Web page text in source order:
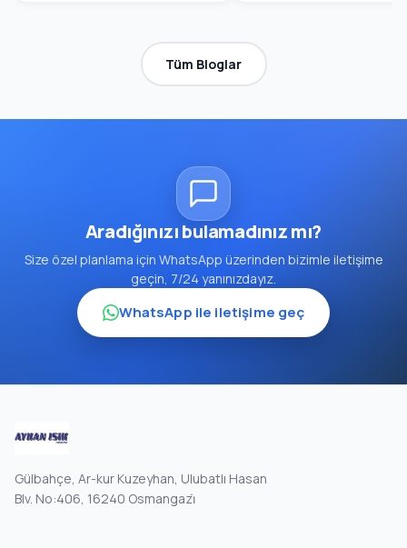
Tüm Bloglar
Aradığınızı bulamadınız mı?
Size özel planlama için WhatsApp üzerinden bizimle iletişime
geçin, 7/24 yanınızdayız.
WhatsApp ile iletişime geç
Gülbahçe, Ar-kur Kuzeyhan, Ulubatlı Hasan
Blv. No:406, 16240 Osmangazi̇